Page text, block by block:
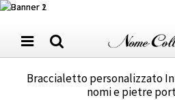
Braccialetto personalizzato
nomi e pietre